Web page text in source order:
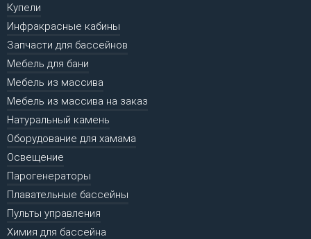
Купели
Инфракрасные кабины
Запчасти для бассейнов
Мебель для бани
Мебель из массива
Мебель из массива на заказ
Натуральный камень
Оборудование для хамама
Освещение
Парогенераторы
Плавательные бассейны
Пульты управления
Химия для бассейна